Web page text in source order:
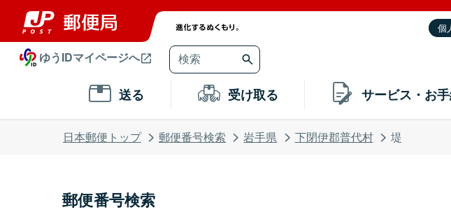
個
ゆうIDマイページへ
送る 受け取る サービス・お
日本郵便トップ 郵便番号検索 岩手県 下閉伊郡普代村 堤
郵便番号検索